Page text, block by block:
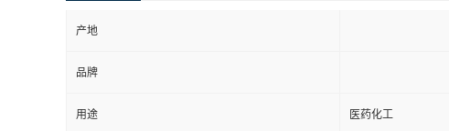
产地
品牌
用途 医药化工